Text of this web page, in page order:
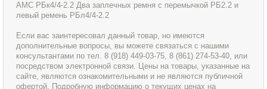
AMC РБк4/4-2.2 Два заплечных ремня с перемычкой РБ2.2 и
левый ремень РБл4/4-2.2
Если вас заинтересовал данный товар, но имеются
дополнительные вопросы, вы можете связаться с нашими
консультантами по тел. 8 (918) 449-03-75, 8 (861) 274-53-40, или
посредством электронной связи. Цены на товары, указанные на
сайте, являются ознакомительными и не являются публичной
офертой. Подробную информацию о текущих ценах на